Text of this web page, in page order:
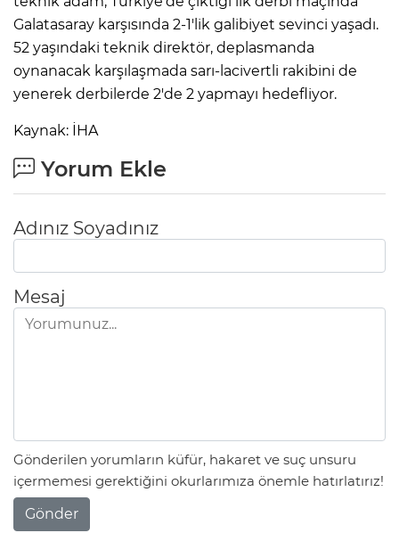
Galatasaray karşısında 2-1'lik galibiyet sevinci yaşadı.
52 yaşındaki teknik direktör, deplasmanda
oynanacak karşılaşmada sarı-lacivertli rakibini de
yenerek derbilerde 2'de 2 yapmayı hedefliyor.
Kaynak: İHA
Yorum Ekle
Adınız Soyadınız
Mesaj
Gönderilen yorumların küfür, hakaret ve suç unsuru
içermemesi gerektiğini okurlarımıza önemle hatırlatırız!
Gönder